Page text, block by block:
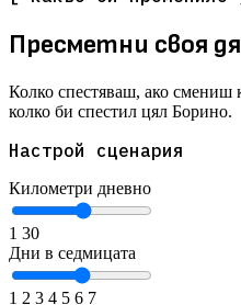
Пресметни своя
Колко спестяваш, ако смениш
колко би спестил цял Борино.
Настрой сценария
Километри дневно
1 30
Дни в седмицата
1 2 3 4 5 6 7